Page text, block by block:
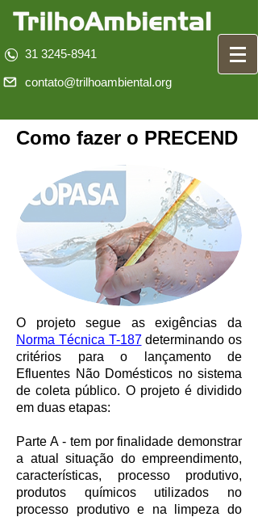
31 3245-8941
contato@trilhoambiental.org
Como fazer o PRECEND
O projeto segue as exigências da
Norma Técnica T-187determinando os
critérios para o lançamento de
Efluentes Não Domésticos no sistema
de coleta público. O projeto é dividido
em duas etapas:
Parte A - tem por finalidade demonstrar
a atual situação do empreendimento,
características, processo produtivo,
produtos químicos utilizados no
processo produtivo e na limpeza do